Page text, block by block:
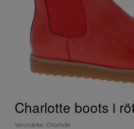
Charlotte boots i
Varumärke: Charlotte